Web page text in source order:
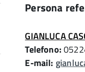
Persona
GIANLUCA
Telefono:
E-mail: